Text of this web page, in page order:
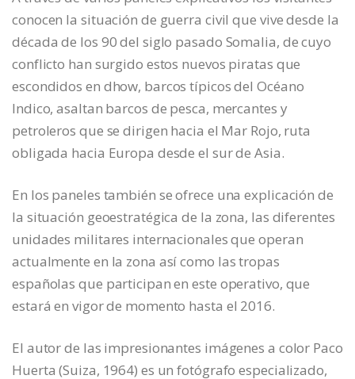
conocen la situación de guerra civil que vive desde la
década de los 90 del siglo pasado Somalia, de cuyo
conflicto han surgido estos nuevos piratas que
escondidos en dhow, barcos típicos del Océano
Indico, asaltan barcos de pesca, mercantes y
petroleros que se dirigen hacia el Mar Rojo, ruta
obligada hacia Europa desde el sur de Asia.
En los paneles también se ofrece una explicación de
la situación geoestratégica de la zona, las diferentes
unidades militares internacionales que operan
actualmente en la zona así como las tropas
españolas que participan en este operativo, que
estará en vigor de momento hasta el 2016.
El autor de las impresionantes imágenes a color Paco
Huerta (Suiza, 1964) es un fotógrafo especializado,